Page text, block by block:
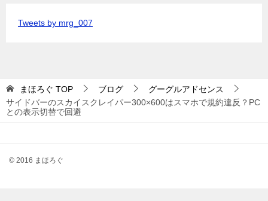
Tweets by mrg_007
まほろぐ TOP ブログ
グーグルアドセンス
サイドバーのスカイスクレイパー300×600はスマホで規約違反？PC
との表示切替で回避
© 2016 まほろぐ